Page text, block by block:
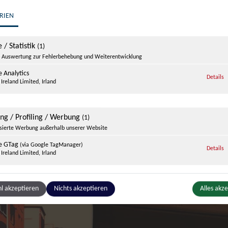
/ Statistik (1)
Auswertung zur Fehlerbehebung und Weiterentwicklung
Analytics
Ireland Limited, Irland
Details
/ Profiling / Werbung (1)
Werbung außerhalb unserer Website
GTag (via Google TagManager)
Ireland Limited, Irland
Details
Inhalte(1)
Ireland Limited, Irland
akzeptieren Nichts akzeptieren Alles